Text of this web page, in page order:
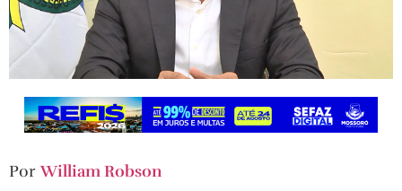
PorWilliam Robson